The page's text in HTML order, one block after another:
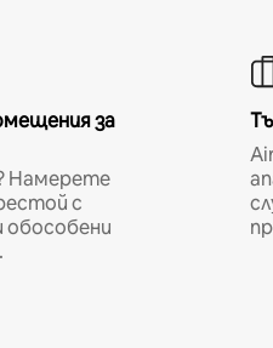
за
Намерете
с
обособени